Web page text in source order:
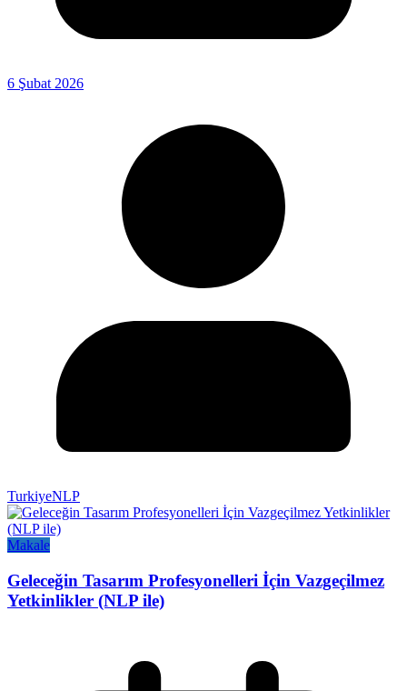
6 Şubat 2026
TurkiyeNLP
Makale
Geleceğin Tasarım Profesyonelleri İçin Vazgeçilmez
Yetkinlikler (NLP ile)